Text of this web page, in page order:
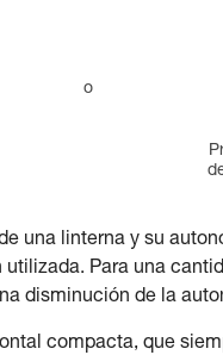
o
una linterna y su
Para una
disminución de la
compacta, que